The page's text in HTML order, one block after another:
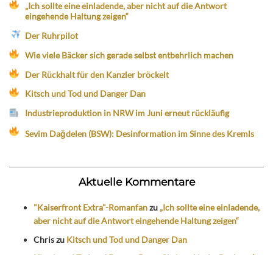
„Ich sollte eine einladende, aber nicht auf die Antwort
eingehende Haltung zeigen“
Der Ruhrpilot
Wie viele Bäcker sich gerade selbst entbehrlich machen
Der Rückhalt für den Kanzler bröckelt
Kitsch und Tod und Danger Dan
Industrieproduktion in NRW im Juni erneut rückläufig
Sevim Dağdelen (BSW): Desinformation im Sinne des Kremls
Aktuelle Kommentare
"Kaiserfront Extra"-Romanfanzu „Ich sollte eine einladende,
aber nicht auf die Antwort eingehende Haltung zeigen“
Chriszu Kitsch und Tod und Danger Dan